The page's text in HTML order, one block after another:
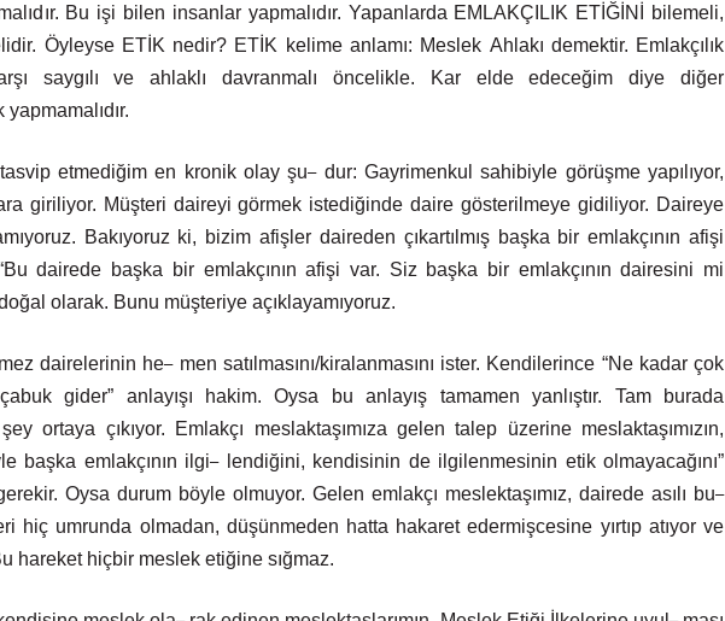
Bu işi bilen insanlar yapmalıdır. Yapanlarda EMLAKÇILIK ETİĞİNİ bilemeli,
Öyleyse ETİK nedir? ETİK kelime anlamı: Meslek Ahlakı demektir. Emlakçılık
saygılı ve ahlaklı davranmalı öncelikle. Kar elde edeceğim diye diğer
yapmamalıdır.
etmediğim en kronik olay şu– dur: Gayrimenkul sahibiyle görüşme yapılıyor,
giriliyor. Müşteri daireyi görmek istediğinde daire gösterilmeye gidiliyor. Daireye
Bakıyoruz ki, bizim afişler daireden çıkartılmış başka bir emlakçının afişi
dairede başka bir emlakçının afişi var. Siz başka
bir emlakçının dairesini mi
olarak. Bunu müşteriye açıklayamıyoruz.
dairelerinin he– men satılmasını/kiralanmasını ister. Kendilerince “Ne kadar çok
çabuk gider” anlayışı hakim. Oysa bu anlayış tamamen yanlıştır. Tam
burada
ortaya çıkıyor. Emlakçı meslaktaşımıza gelen talep üzerine meslaktaşımızın,
başka emlakçının ilgi– lendiğini, kendisinin de ilgilenmesinin etik olmayacağını”
Oysa durum böyle olmuyor. Gelen emlakçı meslektaşımız, dairede asılı bu–
hiç umrunda olmadan, düşünmeden hatta hakaret edermişcesine yırtıp atıyor ve
hareket hiçbir meslek etiğine sığmaz.